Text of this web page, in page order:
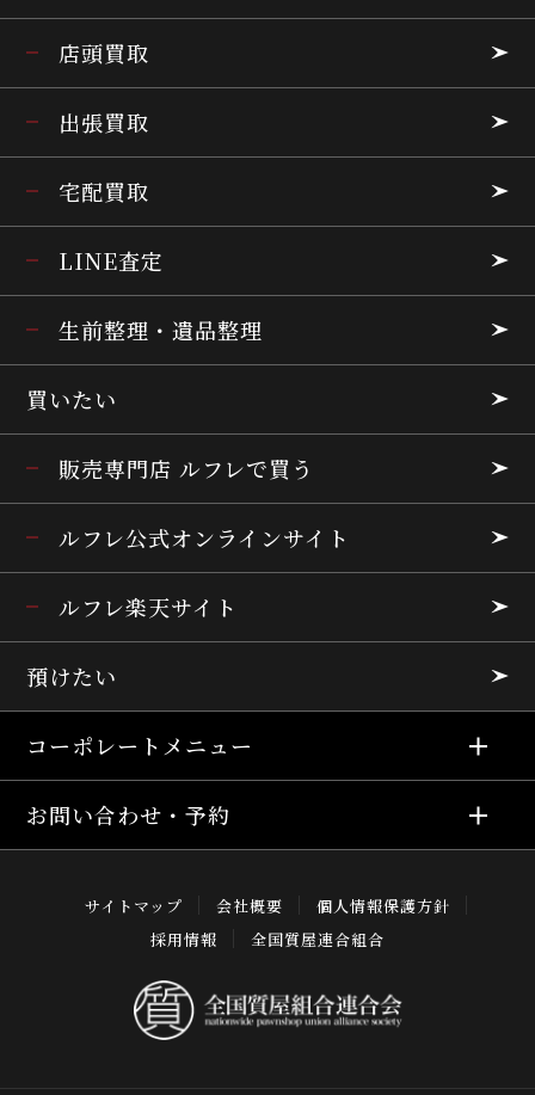
店頭買取
出張買取
宅配買取
LINE査定
生前整理・遺品整理
買いたい
販売専門店 ルフレで買う
ルフレ公式オンラインサイト
ルフレ楽天サイト
預けたい
コーポレートメニュー
お問い合わせ・予約
サイトマップ 会社概要
個人情報保護方針
採用情報
全国質屋連合組合